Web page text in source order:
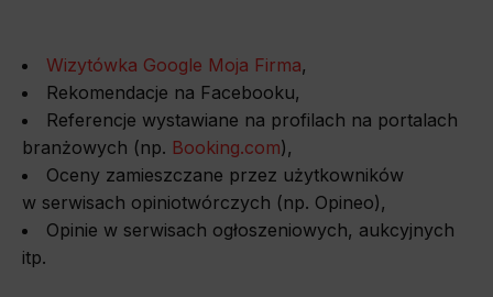
Wizytówka Google Moja Firma,
Rekomendacje na Facebooku,
Referencje wystawiane na profilach na portalach
branżowych (np. Booking.com),
Oceny zamieszczane przez użytkowników
w serwisach opiniotwórczych (np. Opineo),
Opinie w serwisach ogłoszeniowych, aukcyjnych
itp.